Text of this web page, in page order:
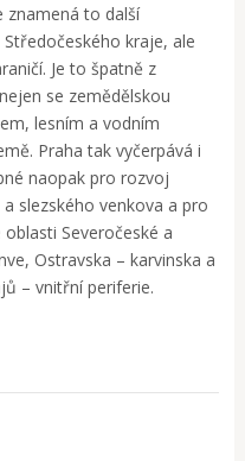
znamená to další
kraje, ale
Je to špatně z
se zemědělskou
lesním a vodním
Praha tak vyčerpává i
naopak pro rozvoj
slezského venkova a pro
Severočeské a
Ostravska – karvinska a
– vnitřní periferie.